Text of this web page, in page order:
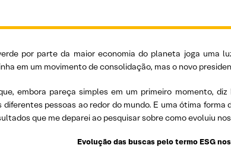
por parte da maior economia do planeta joga uma
em um movimento de consolidação, mas o novo
embora pareça simples em um primeiro momento,
pessoas ao redor do mundo. E uma ótima
que me deparei ao pesquisar sobre como evoluiu
Evolução das buscas pelo termo ESG